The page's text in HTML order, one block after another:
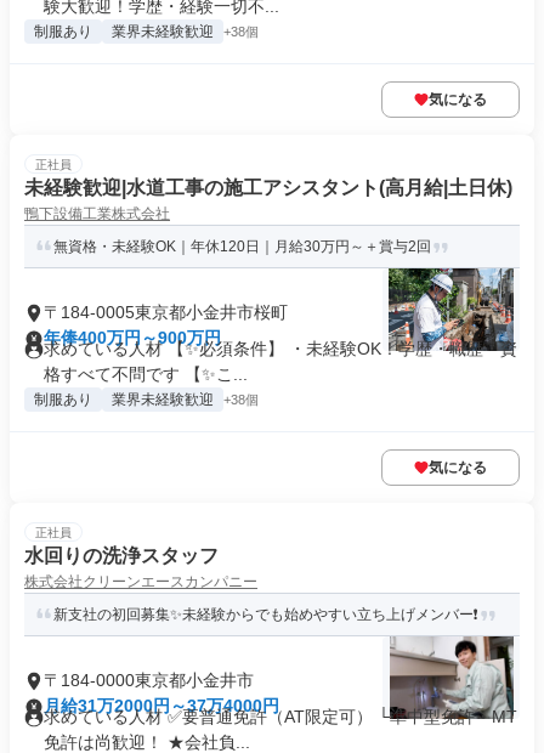
験大歓迎！学歴・経験一切不...
制服あり 業界未経験歓迎 +38個
気になる
正社員
未経験歓迎|水道工事の施工アシスタント(高月給|土日休)
鴨下設備工業株式会社
無資格・未経験OK｜年休120日｜月給30万円～＋賞与2回
〒184-0005東京都小金井市桜町
年俸400万円～900万円
求めている人材 【✨必須条件】 ・未経験OK！学歴・職歴・資
格すべて不問です 【✨こ...
制服あり 業界未経験歓迎 +38個
気になる
正社員
水回りの洗浄スタッフ
株式会社クリーンエースカンパニー
新支社の初回募集✨未経験からでも始めやすい立ち上げメンバー❗
〒184-0000東京都小金井市
月給31万2000円～37万4000円
求めている人材 ✅要普通免許（AT限定可） └準中型免許・MT
免許は尚歓迎！ ★会社負...